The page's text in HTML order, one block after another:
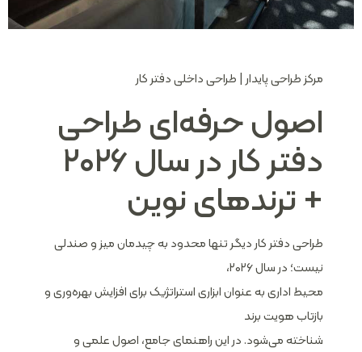
مرکز طراحی پایدار | طراحی داخلی دفتر کار
اصول حرفه‌ای طراحی
دفتر کار در سال ۲۰۲۶
+ ترندهای نوین
طراحی دفتر کار دیگر تنها محدود به چیدمان میز و صندلی
نیست؛ در سال ۲۰۲۶،
محیط اداری به عنوان ابزاری استراتژیک برای افزایش بهره‌وری و
بازتاب هویت برند
شناخته می‌شود. در این راهنمای جامع، اصول علمی و